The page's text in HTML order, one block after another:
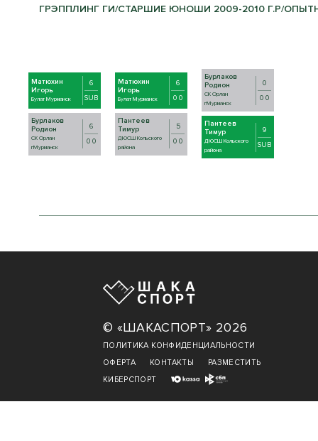
ГРЭППЛИНГ ГИ/СТАРШИЕ ЮНОШИ 2009-2010 Г.Р/
Матюхин
Игорь
Булат Мурманск
6
SUB
Бурлаков
Родион
СК Орлан
гМурманск
6
0 0
Матюхин
Игорь
Булат Мурманск
6
0 0
Пантеев
Тимур
ДЮСШ Кольского
района
5
0 0
Бурлаков
Родион
СК Орлан
гМурманск
0
0 0
Пантеев
Тимур
ДЮСШ Кольского
района
9
SUB
© «ШАКАСПОРТ» 2026
ПОЛИТИКА КОНФИДЕНЦИАЛЬНОСТИ
ОФЕРТА
КОНТАКТЫ
РАЗМЕСТИТЬ
КИБЕРСПОРТ